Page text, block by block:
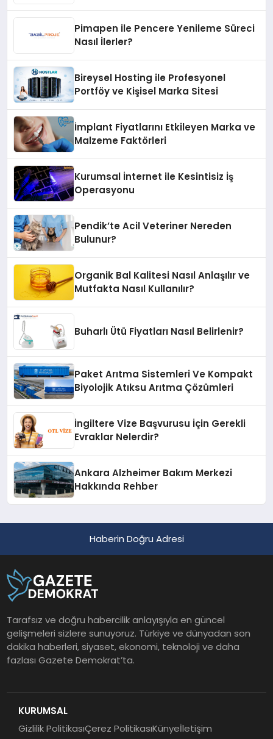
Pimapen ile Pencere Yenileme Süreci
Nasıl İlerler?
Bireysel Hosting ile Profesyonel
Portföy ve Kişisel Marka Sitesi
İmplant Fiyatlarını Etkileyen Marka ve
Malzeme Faktörleri
Kurumsal İnternet ile Kesintisiz İş
Operasyonu
Pendik’te Acil Veteriner Nereden
Bulunur?
Organik Bal Kalitesi Nasıl Anlaşılır ve
Mutfakta Nasıl Kullanılır?
Buharlı Ütü Fiyatları Nasıl Belirlenir?
Paket Arıtma Sistemleri Ve Kompakt
Biyolojik Atıksu Arıtma Çözümleri
İngiltere Vize Başvurusu İçin Gerekli
Evraklar Nelerdir?
Ankara Alzheimer Bakım Merkezi
Hakkında Rehber
Haberin Doğru Adresi
Tarafsız ve doğru habercilik anlayışıyla en güncel
gelişmeleri sizlere sunuyoruz. Türkiye ve dünyadan son
dakika haberleri, siyaset, ekonomi, teknoloji ve daha
fazlası Gazete Demokrat’ta.
KURUMSAL
Gizlilik PolitikasıÇerez PolitikasıKünyeİletişim